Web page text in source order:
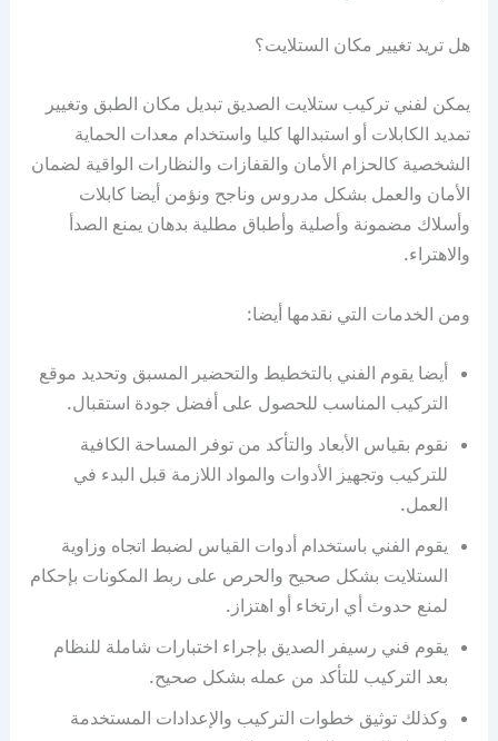
هل تريد تغيير مكان الستلايت؟
يمكن لفني تركيب ستلايت الصديق تبديل مكان الطبق وتغيير
تمديد الكابلات أو استبدالها كليا واستخدام معدات الحماية
الشخصية كالحزام الأمان والقفازات والنظارات الواقية لضمان
الأمان والعمل بشكل مدروس وناجح ونؤمن أيضا كابلات
وأسلاك مضمونة وأصلية وأطباق مطلية بدهان يمنع الصدأ
والاهتراء.
ومن الخدمات التي نقدمها أيضا:
أيضا يقوم الفني بالتخطيط والتحضير المسبق وتحديد موقع
التركيب المناسب للحصول على أفضل جودة استقبال.
نقوم بقياس الأبعاد والتأكد من توفر المساحة الكافية
للتركيب وتجهيز الأدوات والمواد اللازمة قبل البدء في
العمل.
يقوم الفني باستخدام أدوات القياس لضبط اتجاه وزاوية
الستلايت بشكل صحيح والحرص على ربط المكونات بإحكام
لمنع حدوث أي ارتخاء أو اهتزاز.
يقوم فني رسيفر الصديق بإجراء اختبارات شاملة للنظام
بعد التركيب للتأكد من عمله بشكل صحيح.
وكذلك توثيق خطوات التركيب والإعدادات المستخدمة